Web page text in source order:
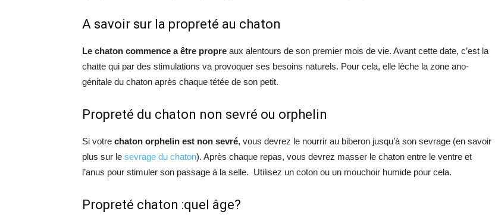
A savoir sur la propreté au chaton
Le chaton commence a être propre aux alentours de son premier mois de vie. Avant cette date, c’est la
chatte qui par des stimulations va provoquer ses besoins naturels. Pour cela, elle lèche la zone ano-
génitale du chaton après chaque tétée de son petit.
Propreté du chaton non sevré ou orphelin
Si votre chaton orphelin est non sevré, vous devrez le nourrir au biberon jusqu’à son sevrage (en savoir
plus sur le sevrage du chaton). Après chaque repas, vous devrez masser le chaton entre le ventre et
l’anus pour stimuler son passage à la selle. Utilisez un coton ou un mouchoir humide pour cela.
Propreté chaton :quel âge?